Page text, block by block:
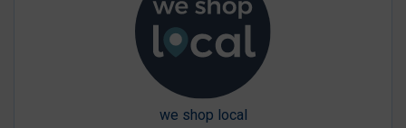
we shop local